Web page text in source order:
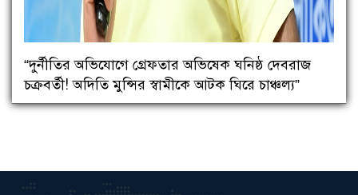
“দুর্নীতির অভিযোগে গ্রেফতার অভিষেক ঘনিষ্ঠ দেবরাজ
চক্রবর্তী! অদিতি মুন্সির স্বামীকে আটক ঘিরে চাঞ্চল্য”